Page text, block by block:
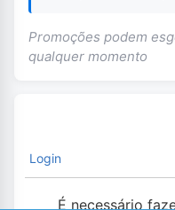
Promoções podem
qualquer momento
Login
É necessário